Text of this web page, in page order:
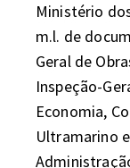
Ministério
m.l. de
Geral de
Inspeção-
Economia,
Ultramarino